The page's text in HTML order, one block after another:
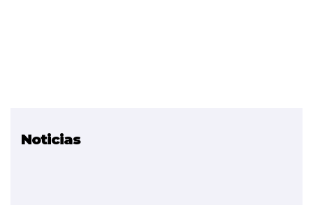
Noticias